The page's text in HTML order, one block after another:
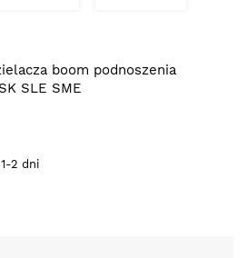
boom podnoszenia
SLE SME
2 dni